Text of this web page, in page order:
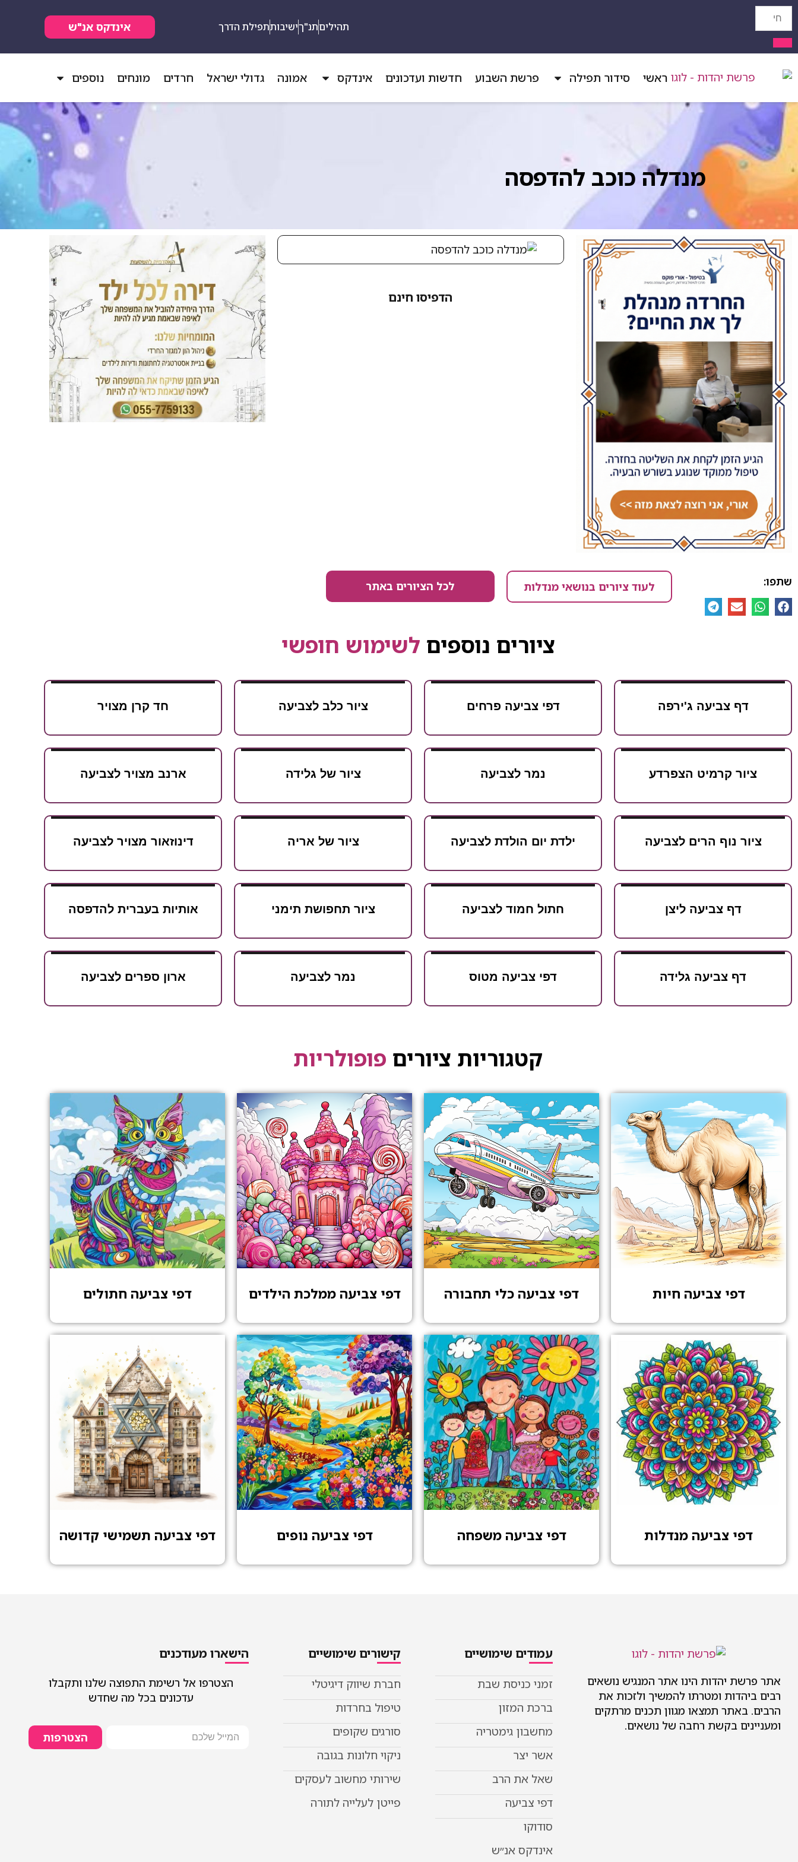
תהיליםתנ"ךישיבותתפילת הדרך אינדקס אנ"ש
ראשי סידור תפילה פרשת השבוע חדשות ועדכונים אינדקס אמונה גדולי ישראל חרדים מונחים נוספים
מנדלה כוכב להדפסה
הדפיסו חינם
שתפו: לעוד ציורים בנושאי מנדלות לכל הציורים באתר
ציורים נוספים לשימוש חופשי
דף צביעה ג'ירפה דפי צביעה פרחים ציור כלב לצביעה חד קרן מצויר
ציור קרמיט הצפרדע נמר לצביעה ציור של גלידה ארנב מצויר לצביעה
ציור נוף הרים לצביעה ילדת יום הולדת לצביעה ציור של אריה דינוזאור מצויר לצביעה
דף צביעה ליצן חתול חמוד לצביעה ציור תחפושת תימני אותיות בעברית להדפסה
דף צביעה גלידה דפי צביעה מטוס נמר לצביעה ארון ספרים לצביעה
קטגוריות ציורים פופולריות
דפי צביעה חיות דפי צביעה כלי תחבורה דפי צביעה ממלכת הילדים דפי צביעה חתולים
דפי צביעה מנדלות דפי צביעה משפחה דפי צביעה נופים דפי צביעה תשמישי קדושה
אתר פרשת יהדות הינו אתר המנגיש נושאים
רבים ביהדות ומטרתו להמשיך ולזכות את
הרבים. באתר תמצאו מגוון תכנים מרתקים
ומעניינים בקשת רחבה של נושאים.
עמודים שימושיים
זמני כניסת שבת
ברכת המזון
מחשבון גימטריה
אשר יצר
שאל את הרב
דפי צביעה
סודוקו
אינדקס אנ״ש
קישורים שימושיים
חברת שיווק דיגיטלי
טיפול בחרדות
סורגים שקופים
ניקוי חלונות בגובה
שירותי מחשוב לעסקים
פייטן לעלייה לתורה
הישארו מעודכנים
הצטרפו אל רשימת התפוצה שלנו ותקבלו
עדכונים בכל מה שחדש
הצטרפות